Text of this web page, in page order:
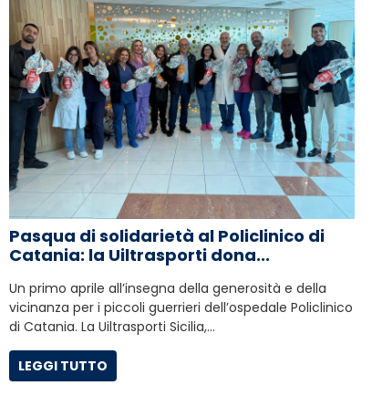
Pasqua di solidarietà al Policlinico di
Catania: la Uiltrasporti dona...
Un primo aprile all’insegna della generosità e della
vicinanza per i piccoli guerrieri dell’ospedale Policlinico
di Catania. La Uiltrasporti Sicilia,…
LEGGI TUTTO